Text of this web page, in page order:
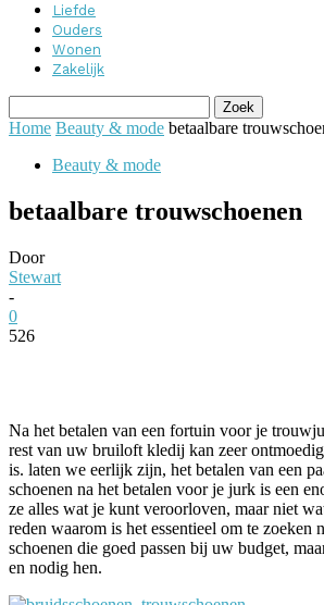
Liefde
Ouders
Wonen
Zakelijk
Home Beauty & mode betaalbare
Beauty & mode
betaalbare trouwschoenen
Door
Stewart
-
0
526
Na het betalen van een fortuin voor je
rest van uw bruiloft kledij kan zeer
is. laten we eerlijk zijn, het betalen van een
schoenen na het betalen voor je jurk is een
ze alles wat je kunt veroorloven, maar niet
reden waarom is het essentieel om te zoeken
schoenen die goed passen bij uw budget,
en nodig hen.